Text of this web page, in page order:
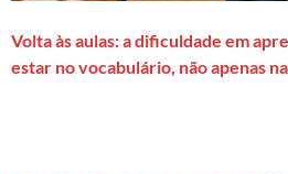
Volta às aulas: a dificuldade em
estar no vocabulário, não apenas